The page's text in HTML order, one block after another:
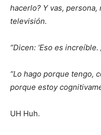
hacerlo? Y vas, persona,
televisión.
“Dicen: ‘Eso es
“Lo hago porque tengo,
porque estoy
UH Huh.